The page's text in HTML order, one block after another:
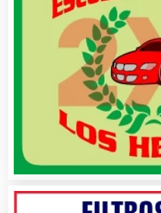
Artes Gráficas
Artesanías
Artículos de Oficina
Artículos de Piel